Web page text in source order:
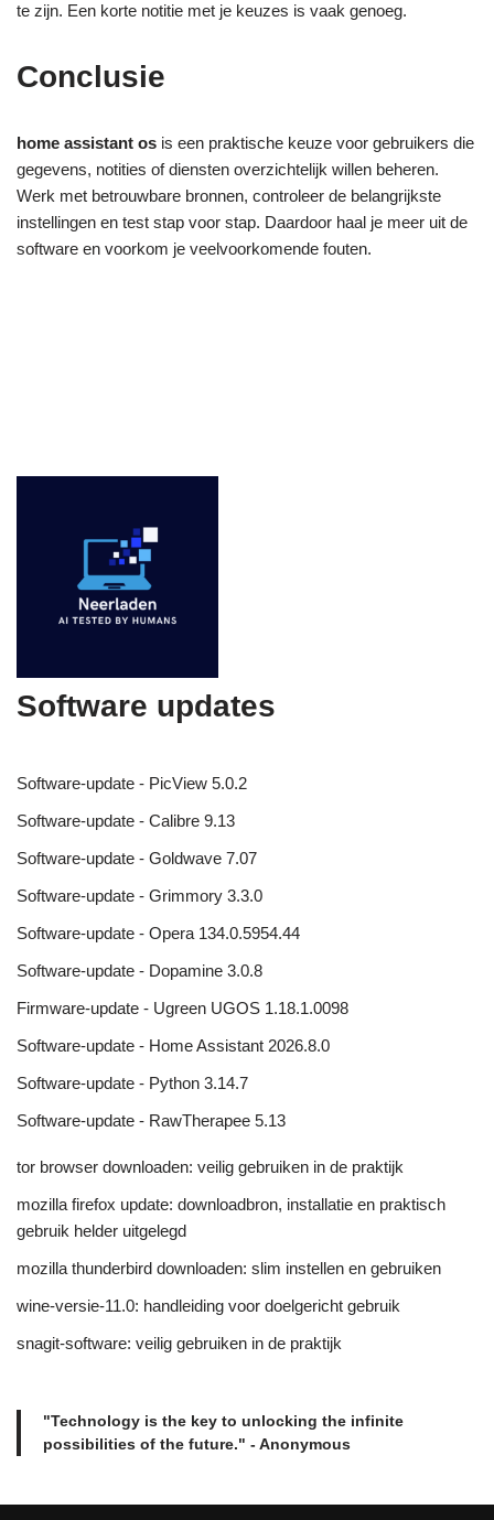
te zijn. Een korte notitie met je keuzes is vaak genoeg.
Conclusie
home assistant os is een praktische keuze voor gebruikers die
gegevens, notities of diensten overzichtelijk willen beheren.
Werk met betrouwbare bronnen, controleer de belangrijkste
instellingen en test stap voor stap. Daardoor haal je meer uit de
software en voorkom je veelvoorkomende fouten.
Software updates
Software-update - PicView 5.0.2
Software-update - Calibre 9.13
Software-update - Goldwave 7.07
Software-update - Grimmory 3.3.0
Software-update - Opera 134.0.5954.44
Software-update - Dopamine 3.0.8
Firmware-update - Ugreen UGOS 1.18.1.0098
Software-update - Home Assistant 2026.8.0
Software-update - Python 3.14.7
Software-update - RawTherapee 5.13
tor browser downloaden: veilig gebruiken in de praktijk
mozilla firefox update: downloadbron, installatie en praktisch
gebruik helder uitgelegd
mozilla thunderbird downloaden: slim instellen en gebruiken
wine-versie-11.0: handleiding voor doelgericht gebruik
snagit-software: veilig gebruiken in de praktijk
"Technology is the key to unlocking the infinite
possibilities of the future." - Anonymous